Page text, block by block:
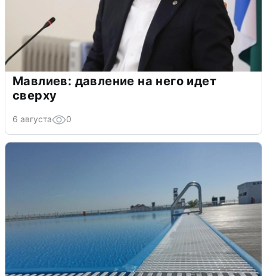
Мавлиев: давление на него идет
сверху
6 августа 0